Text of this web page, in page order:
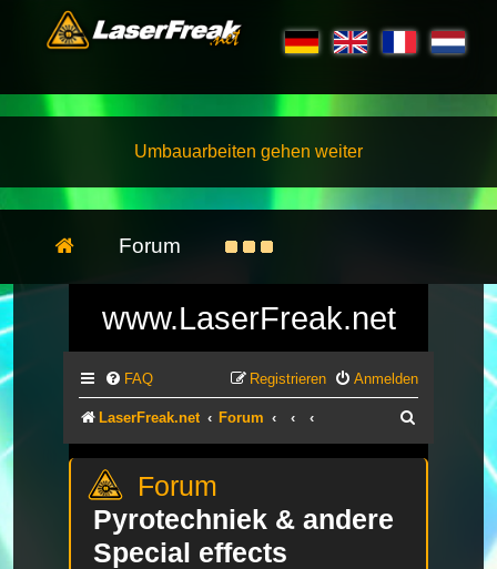
Umbauarbeiten gehen weiter
Forum
www.LaserFreak.net
FAQ Anmelden
Registrieren
LaserFreak.net Forum
Pyrotechniek & andere
Special effects